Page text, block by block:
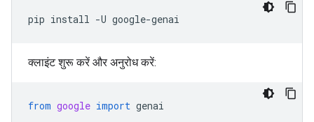
pip install -U
क्लाइंट शुरू करें और अनुरोध करें:
from google import genai